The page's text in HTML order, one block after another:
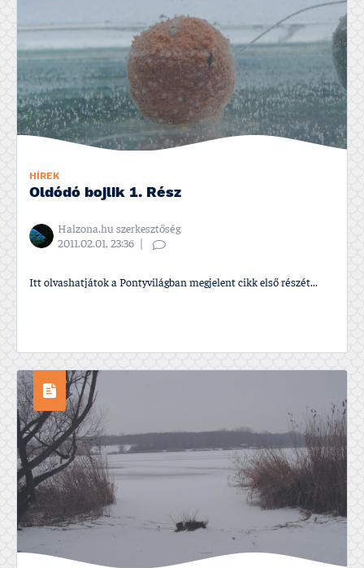
HÍREK
Oldódó bojlik 1. Rész
Halzona.hu szerkesztőség
2011.02.01, 23:36
Itt olvashatjátok a Pontyvilágban megjelent cikk első részét...